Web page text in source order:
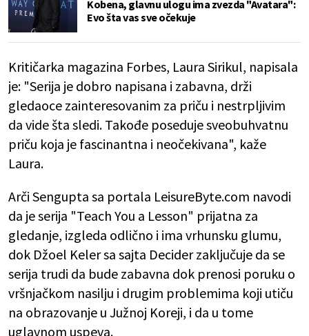
Kobena, glavnu ulogu ima zvezda "Avatara":
Evo šta vas sve očekuje
Kritičarka magazina Forbes, Laura Sirikul, napisala
je: "Serija je dobro napisana i zabavna, drži
gledaoce zainteresovanim za priču i nestrpljivim
da vide šta sledi. Takođe poseduje sveobuhvatnu
priču koja je fascinantna i neočekivana", kaže
Laura.
Arči Sengupta sa portala LeisureByte.com navodi
da je serija "Teach You a Lesson" prijatna za
gledanje, izgleda odlično i ima vrhunsku glumu,
dok Džoel Keler sa sajta Decider zaključuje da se
serija trudi da bude zabavna dok prenosi poruku o
vršnjačkom nasilju i drugim problemima koji utiču
na obrazovanje u Južnoj Koreji, i da u tome
uglavnom uspeva.